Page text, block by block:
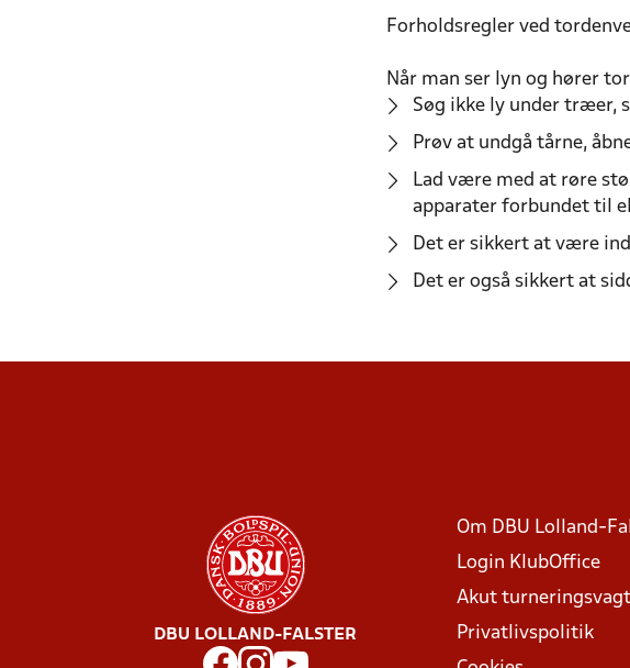
Forholdsregler ved
Når man ser lyn og hører
Søg ikke ly under træer,
Prøv at undgå tårne,
Lad være med at røre
apparater forbundet til
Det er sikkert at være
Det er også sikkert at
DBU LOLLAND-FALSTER
Om DBU Lolland-
Login KlubOffice
Akut turneringsvagt
Privatlivspolitik